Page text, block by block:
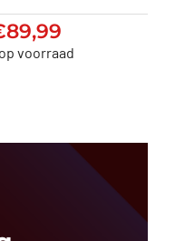
€89,99
89,99
voorraad